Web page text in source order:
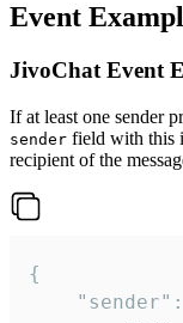
Event
JivoChat Event
If at least one sender
sender field with this
recipient of the
{